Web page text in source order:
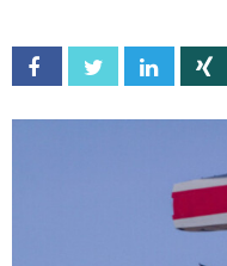
Facebook Twitter Linkedin